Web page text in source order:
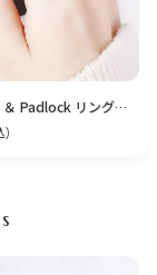
Zirconia Key ＆ Padlock リング：11号
)